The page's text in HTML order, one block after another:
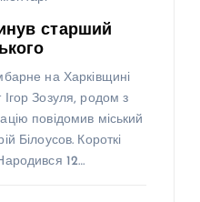
старший
на Харківщині
Зозуля, родом з
повідомив міський
Білоусов. Короткі
12…